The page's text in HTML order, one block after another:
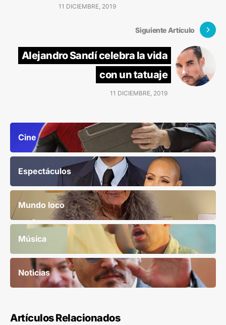
11 DICIEMBRE, 2019
Siguiente Artículo
Alejandro Sandí celebra la vida
con un tatuaje
11 DICIEMBRE, 2019
Cine
Espectáculos
Mundo loco
Música
Noticias
Artículos Relacionados